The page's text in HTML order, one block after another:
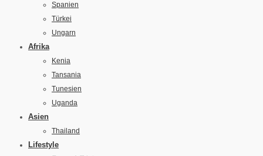
Spanien
Türkei
Ungarn
Afrika
Kenia
Tansania
Tunesien
Uganda
Asien
Thailand
Lifestyle